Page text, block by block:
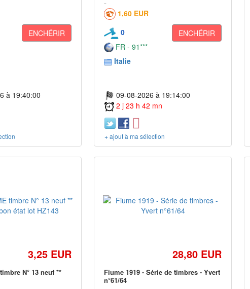
ENCHÉRIR
à 19:40:00
1,60 EUR
0
ENCHÉRIR
FR - 91***
Italie
09-08-2026 à 19:14:00
2 j 23 h 42 mn
+ ajout à ma sélection
3,25 EUR
N° 13 neuf **
28,80 EUR
Fiume 1919 - Série de timbres - Yvert
n°61/64